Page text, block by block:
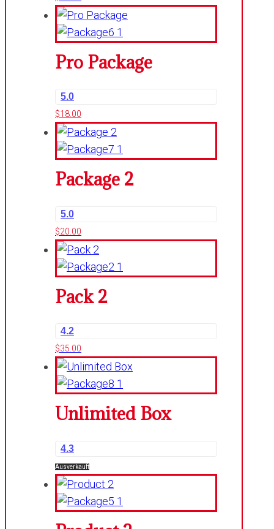
Pro Package
5.0
$18.00
Package 2
5.0
$20.00
Pack 2
4.2
$35.00
Unlimited Box
4.3
Ausverkauft